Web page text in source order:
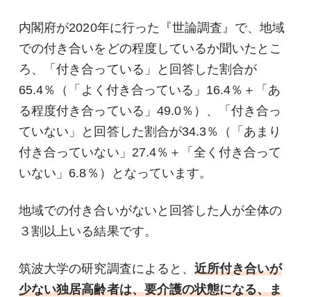
内閣府が2020年に行った『世論調査』で、地域
での付き合いをどの程度しているか聞いたとこ
ろ、「付き合っている」と回答した割合が
65.4％（「よく付き合っている」16.4％＋「あ
る程度付き合っている」49.0％）、「付き合っ
ていない」と回答した割合が34.3％（「あまり
付き合っていない」27.4％＋「全く付き合って
いない」6.8％）となっています。
地域での付き合いがないと回答した人が全体の
３割以上いる結果です。
筑波大学の研究調査によると、 近所付き合いが
少ない独居高齢者は、要介護の状態になる、ま